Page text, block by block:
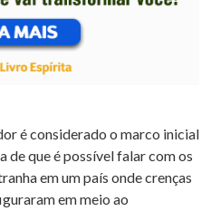
é considerado o marco inicial
de que é possível falar com os
em um país onde crenças
em meio ao